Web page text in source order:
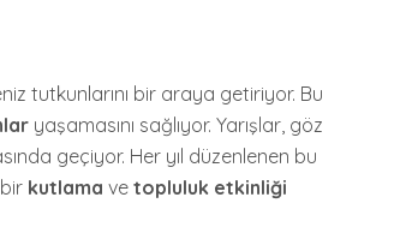
tutkunlarını bir araya getiriyor. Bu
yaşamasını sağlıyor. Yarışlar, göz
geçiyor. Her yıl düzenlenen bu
kutlama ve topluluk etkinliği